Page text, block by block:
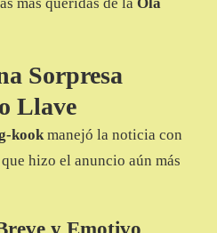
Sorpresa
Llave
kookmanejó la noticia con
hizo el anuncio aún más